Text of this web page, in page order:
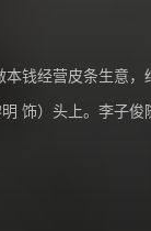
钱经营皮条生意
饰）头上。李子俊